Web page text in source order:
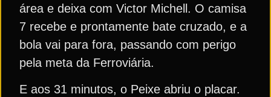
área e deixa com Victor Michell. O camisa
7 recebe e prontamente bate cruzado, e a
bola vai para fora, passando com perigo
pela meta da Ferroviária.
E aos 31 minutos, o Peixe abriu o placar.